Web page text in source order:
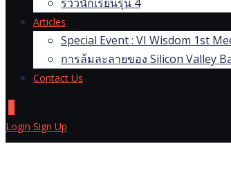
Articles
Special Event : VI Wisdom 1st
การล้มละลายของ Silicon Valley
Contact Us
Login Sign Up